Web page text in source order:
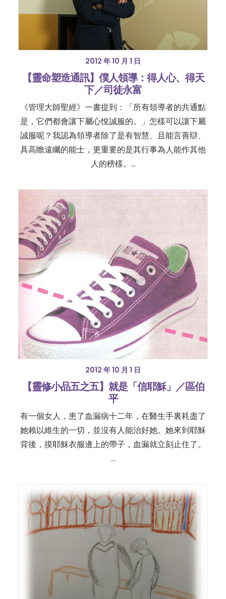
2012 年 10 月 1 日
【靈命塑造通訊】僕人領導：得人心、得天
下／司徒永富
《管理大師聖經》一書提到：「所有領導者的共通點
是，它們都會讓下屬心悅誠服的。」怎樣可以讓下屬
誠服呢？我認為領導者除了是有智慧、且能言善辯、
具高瞻遠矚的能士，更重要的是其行事為人能作其他
人的榜樣。…
2012 年 10 月 1 日
【靈修小品五之五】就是「信耶穌」／區伯
平
有一個女人，患了血漏病十二年，在醫生手裏耗盡了
她賴以維生的一切，並沒有人能治好她。她來到耶穌
背後，摸耶穌衣服邊上的帶子，血漏就立刻止住了。
…